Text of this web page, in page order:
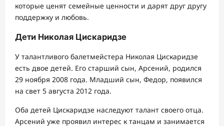
которые ценят семейные ценности и дарят друг другу
поддержку и любовь.
Дети Николая Цискаридзе
У талантливого балетмейстера Николая Цискаридзе
есть двое детей. Его старший сын, Арсений, родился
29 ноября 2008 года. Младший сын, Федор, появился
на свет 5 августа 2012 года.
Оба детей Цискаридзе наследуют талант своего отца.
Арсений уже проявил интерес к танцам и занимается